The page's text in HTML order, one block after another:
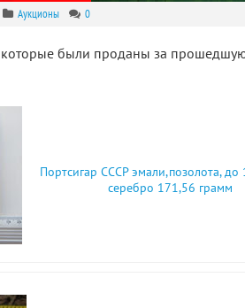
Аукционы 0
которые были проданы за
Портсигар СССР эмали,позолота, до
серебро 171,56 грамм